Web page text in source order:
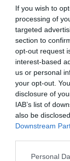
If you wish to
processing of
targeted
section to
opt-out request
interest-based
us or personal
your opt-out.
disclosure of
IAB’s list of
also be
Downstream
Please note
Personal